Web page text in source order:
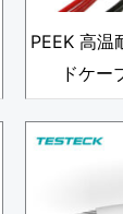
PEEK 高温
ドケ